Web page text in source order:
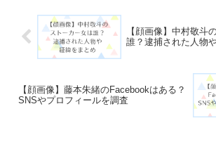
【顔画像】中村敬斗
誰？逮捕された人物
【顔画像】藤本朱緒のFacebookはある？
SNSやプロフィールを調査